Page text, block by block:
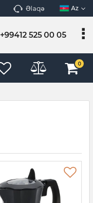
Əlaqə Az
+99412 525 00 05
0